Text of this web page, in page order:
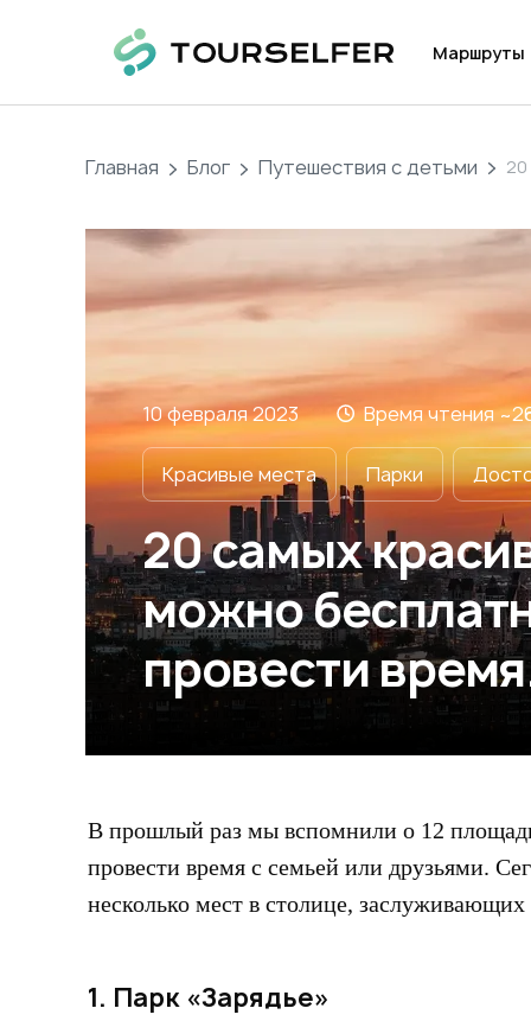
Маршруты
Главная Блог Путешествия с детьми
10 февраля 2023 Время чтения ~
Красивые места Парки
20 самых
можно
провести
В прошлый раз мы вспомнили о 12
провести время с семьей или друзьями.
несколько мест в столице,
1. Парк «Зарядье»